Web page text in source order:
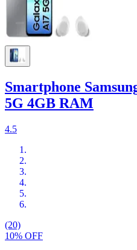
Smartphone
5G 4GB RAM
4.5
(20)
10% OFF